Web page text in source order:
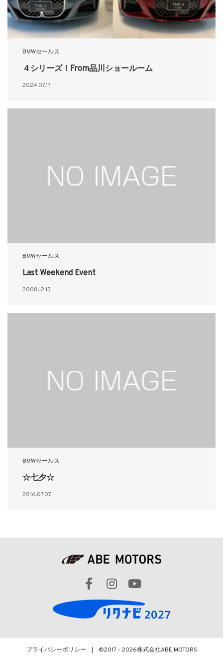
BMWセールス
４シリーズ！From品川ショールーム
2024.07.17
BMWセールス
Last Weekend Event
2008.12.13
BMWセールス
☆七夕☆
2016.07.07
プライバシーポリシー ©2017 - 2026株式会社ABE MOTORS